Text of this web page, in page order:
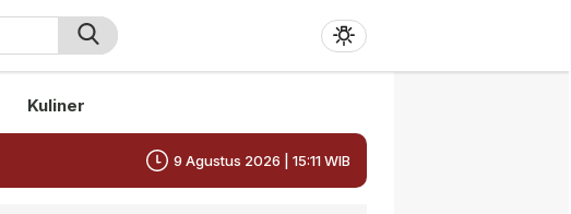
Kuliner
9 Agustus 2026 | 15:11 WIB